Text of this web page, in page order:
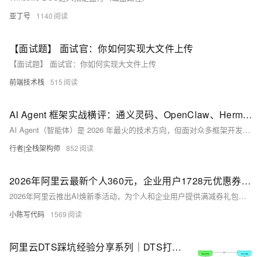
亚丁号 1140
【面试题】 面试官：你如何实现大文件上传
【面试题】 面试官：你如何实现大文件上传
前端技术栈 515
AI Agent 框架实战横评：通义灵码、OpenClaw、Hermes 三框架深度对比
AI Agent（智能体）是 2026 年最火的技术方向，但面对众多框架开发者往往无从选择。本文从真实项目需求出发，深度对比阿里云生态三大 Agent 框架——通义灵码（IDE 内智能体）、OpenClaw（开源 Agent 框架）、Hermes Agent（轻量级 Agent 平台），从架构设计、MCP 集成、Vibe Coding、部署方式、成本五个维度进行实战评测，并给出不同场景的选型建议。
行者|全栈架构师 852
2026年阿里云最新个人360元，企业用户1728元优惠券领取和使用介绍
2026年阿里云推出AI焕新季活动，为个人和企业用户提供满减券礼包，个人满减券总额360元，企业满减券总额1728元。这些优惠券适用于千问图像生成模型、大语言模型推理等AI产品，也适用于云服务器ECS、云数据库等官方产品的新购和升级。活动面向已实名认证的用户，用户可在活动期间内领取并使用优惠券，享受新购和升级的优惠。
小陈写代码 1569
阿里云DTS踩坑经验分享系列｜DTS打通SQL Server数据通道能力介绍